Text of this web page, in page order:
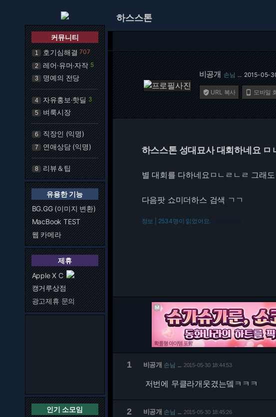
커뮤니티
1 호기심해결 707
2 레어·유머·자작 5
3 명예의 전당
4 자유홍보·핫딜 3
5 벼룩시장
6 직장인 (익명)
7 연애상담 (익명)
8 리뷰＆팁
유용한 기능
BG.GG (이미지 변환)
MacBook TEST
웹 카메라
제휴
Apple X C
캥거루상점
광고제휴 문의
인기 소모임
하스스톤
비공개 손님 … 2015-05-
 URL 복사  모바일
하스스톤 성대묘사 대회하네요 ㅁ
별 대회를 다하네요ㅁㄴㄹㄴㄹ 그래
다음팟 쇼미더하스 검색 ㄱㄱ
정보 | 2534명이 읽었어요.
1 비공개 손님 2015-05-30 18:44:53
저번에 무클라개웃겼는뎈ㅋㅋㅋ
2 비공개 손님 2015-05-30 18:45:26